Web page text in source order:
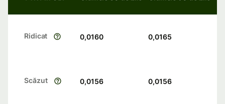
Ridicat 0,0160 0,0165
Scăzut 0,0156 0,0156